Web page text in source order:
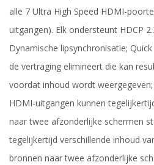
alle 7 Ultra High Speed HDMI-
uitgangen). Elk ondersteunt HDCP
Dynamische lipsynchronisatie;
de vertraging elimineert die kan
voordat inhoud wordt
HDMI-uitgangen kunnen
naar twee afzonderlijke schermen
tegelijkertijd verschillende inhoud
bronnen naar twee afzonderlijke